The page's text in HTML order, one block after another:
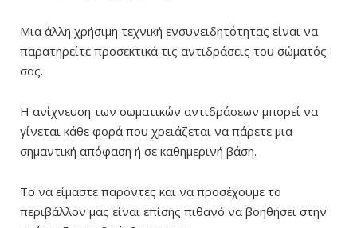
Μια άλλη χρήσιμη τεχνική ενσυνειδητότητας είναι να
παρατηρείτε προσεκτικά τις αντιδράσεις του σώματός
σας.
Η ανίχνευση των σωματικών αντιδράσεων μπορεί να
γίνεται κάθε φορά που χρειάζεται να πάρετε μια
σημαντική απόφαση ή σε καθημερινή βάση.
Το να είμαστε παρόντες και να προσέχουμε το
περιβάλλον μας είναι επίσης πιθανό να βοηθήσει στην